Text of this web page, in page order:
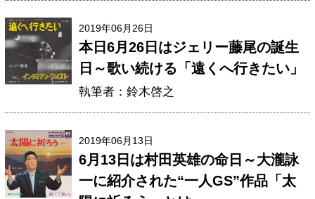
2019年06月26日
本日6月26日はジェリー藤尾の誕生
日～歌い続ける「遠くへ行きたい」
執筆者：鈴木啓之
2019年06月13日
6月13日は村田英雄の命日～大瀧詠
一に紹介された“一人GS”作品「太